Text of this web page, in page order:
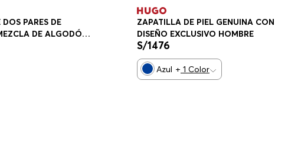
PARES DE
DE ALGODÓN
ZAPATILLA DE PIEL GENUINA CON
DISEÑO EXCLUSIVO HOMBRE
S/1476
Azul + 1 Color